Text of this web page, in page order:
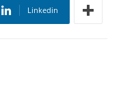
Linkedin